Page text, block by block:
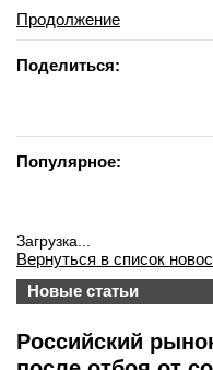
Продолжение
Поделиться:
Популярное:
Загрузка...
Вернуться в список
Новые статьи
Российский